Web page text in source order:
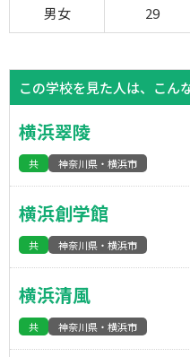
男女 29
この学校を見た人は、こん
横浜翠陵
共 神奈川県・横浜市
横浜創学館
共 神奈川県・横浜市
横浜清風
共 神奈川県・横浜市